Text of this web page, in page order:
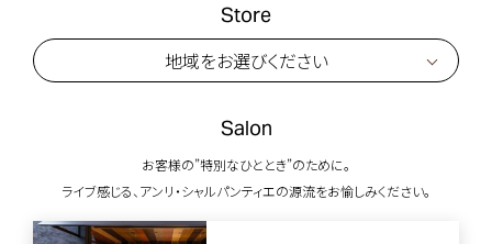
Store
地域をお選びください
Salon
お客様の”特別なひととき”のために。
ライブ感じる、アンリ・シャルパンティエの源流をお愉しみください。